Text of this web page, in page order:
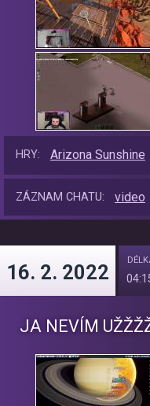
HRY: Arizona Sunshine
ZÁZNAM CHATU: video
16. 2. 2022
JA NEVÍM